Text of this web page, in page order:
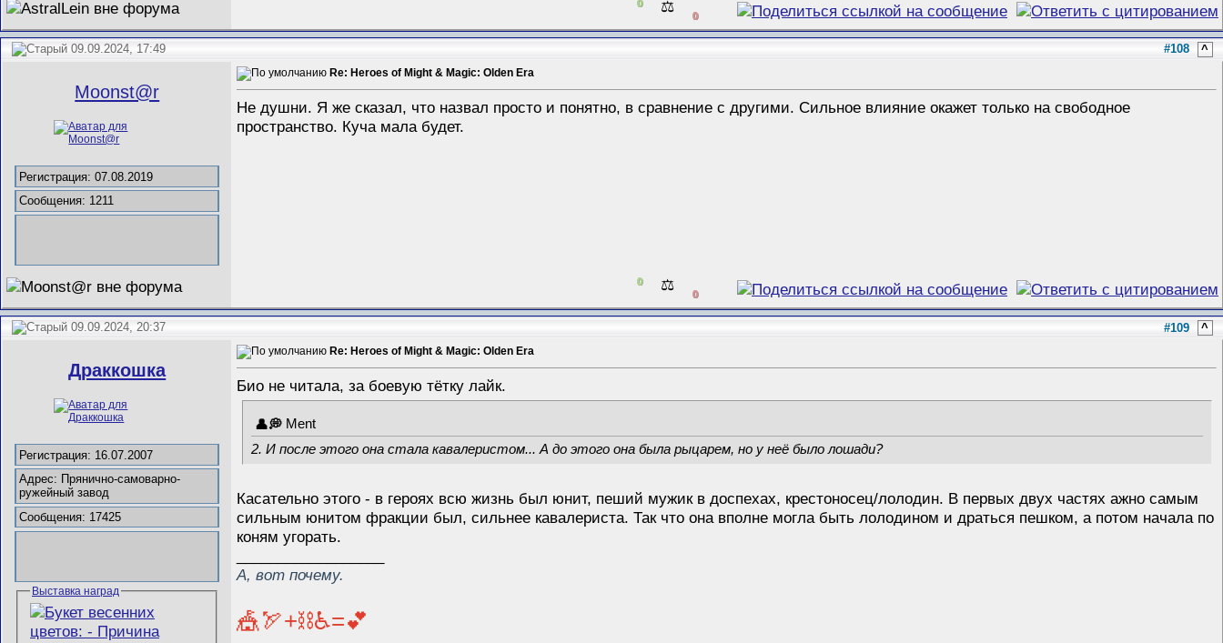
0 ⚖️ 0
09.09.2024, 17:49 #108 ^
Mооnst@r
Регистрация: 07.08.2019
Сообщения: 1211
Re: Heroes of Might & Magic: Olden Era
Не душни. Я же сказал, что назвал просто и понятно, в сравнение с другими. Сильное влияние окажет только на свободное
пространство. Куча мала будет.
0 ⚖️ 0
09.09.2024, 20:37 #109 ^
Драккошка
Регистрация: 16.07.2007
Адрес: Прянично-самоварно-
ружейный завод
Сообщения: 17425
Выставка наград
Re: Heroes of Might & Magic: Olden Era
Био не читала, за боевую тётку лайк.
Ment
2. И после этого она стала кавалеристом... А до этого она была рыцарем, но у неё было лошади?
Касательно этого - в героях всю жизнь был юнит, пеший мужик в доспехах, крестоносец/лолодин. В первых двух частях ажно самым
сильным юнитом фракции был, сильнее кавалериста. Так что она вполне могла быть лолодином и драться пешком, а потом начала по
коням угорать.
А, вот почему.
🎪🏹+⛓️♿=💕